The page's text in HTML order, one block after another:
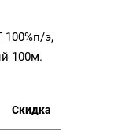
100%п/э,
100м.
Скидка